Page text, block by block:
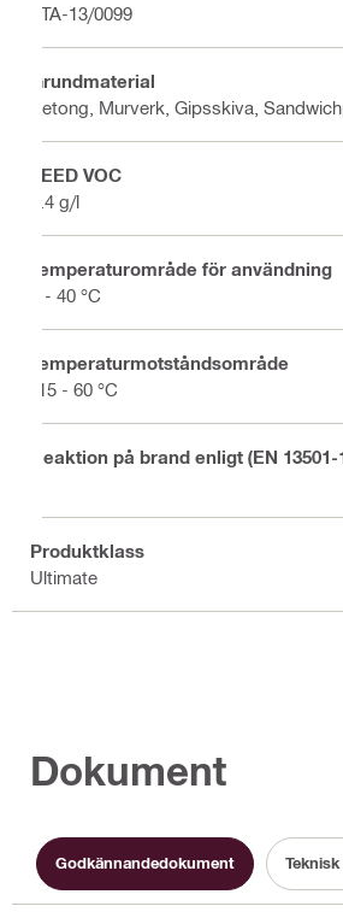
ETA-13/0099
Grundmaterial
Betong, Murverk, Gipsskiva,
LEED VOC
5.4 g/l
Temperaturområde för användning
5 - 40 °C
Temperaturmotståndsområde
-15 - 60 °C
Reaktion på brand enligt (EN 13501-
Produktklass
Ultimate
Dokument
Godkännandedokument